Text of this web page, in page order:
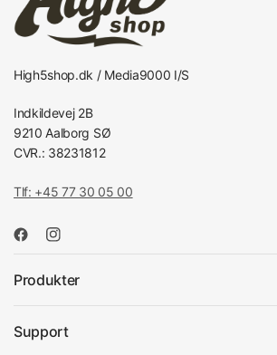
High5shop.dk / Media9000 I/S
Indkildevej 2B
9210 Aalborg SØ
CVR.: 38231812
Tlf: +45 77 30 05 00
Produkter
Support